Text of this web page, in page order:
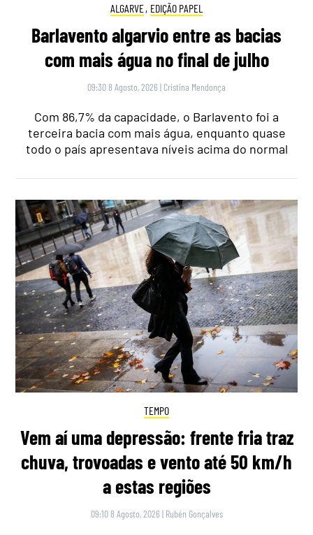
ALGARVE, EDIÇÃO PAPEL
Barlavento algarvio entre as bacias
com mais água no final de julho
09:30 8 Agosto, 2026 | Cristina Mendonça
Com 86,7% da capacidade, o Barlavento foi a
terceira bacia com mais água, enquanto quase
todo o país apresentava níveis acima do normal
TEMPO
Vem aí uma depressão: frente fria traz
chuva, trovoadas e vento até 50 km/h
a estas regiões
09:10 8 Agosto, 2026 | Rubén Gonçalves